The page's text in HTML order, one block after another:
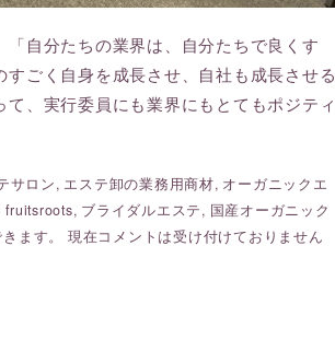
自分たちの業界は、自分たちで良くす
ごく自身を成長させ、自社も成長させる
、実行委員にも業界にもとてもポジティ
サロン, エステ卸の業務用商材, オーガニックエ
fruitsroots, ブライダルエステ, 国産オーガニック
ます。 現在コメントは受け付けておりません